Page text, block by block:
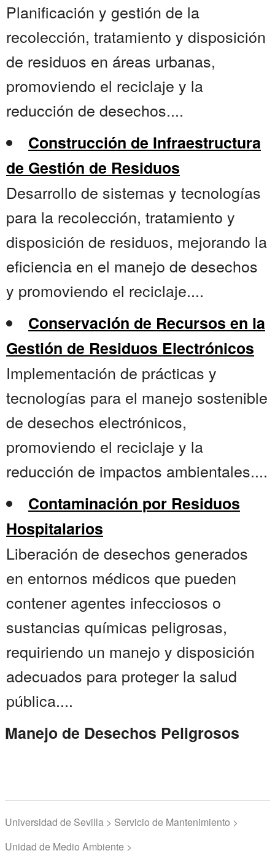
Planificación y gestión de la
recolección, tratamiento y disposición
de residuos en áreas urbanas,
promoviendo el reciclaje y la
reducción de desechos....
Construcción de Infraestructura
de Gestión de Residuos
Desarrollo de sistemas y tecnologías
para la recolección, tratamiento y
disposición de residuos, mejorando la
eficiencia en el manejo de desechos
y promoviendo el reciclaje....
Conservación de Recursos en la
Gestión de Residuos Electrónicos
Implementación de prácticas y
tecnologías para el manejo sostenible
de desechos electrónicos,
promoviendo el reciclaje y la
reducción de impactos ambientales....
Contaminación por Residuos
Hospitalarios
Liberación de desechos generados
en entornos médicos que pueden
contener agentes infecciosos o
sustancias químicas peligrosas,
requiriendo un manejo y disposición
adecuados para proteger la salud
pública....
Manejo de Desechos Peligrosos
Universidad de Sevilla > Servicio de Mantenimiento >
Unidad de Medio Ambiente >